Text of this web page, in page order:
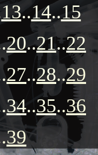
13..14..15
20..21..22
27..28..29
34..35..36
39